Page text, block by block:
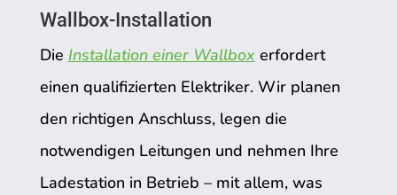
Wallbox-Installation
Die Installation einer Wallbox erfordert
einen qualifizierten Elektriker. Wir planen
den richtigen Anschluss, legen die
notwendigen Leitungen und nehmen Ihre
Ladestation in Betrieb – mit allem, was